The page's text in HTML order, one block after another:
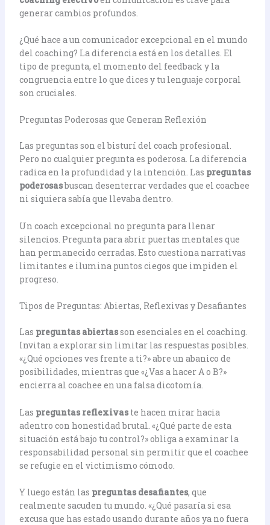
generar cambios profundos.
¿Qué hace a un comunicador excepcional en el mundo
del coaching? La diferencia está en los detalles. El
tipo de pregunta, el momento del feedback y la
congruencia entre lo que dices y tu lenguaje corporal
son cruciales.
Preguntas Poderosas que Generan Reflexión
Las preguntas son el bisturí del coach profesional.
Pero no cualquier pregunta es poderosa. La diferencia
radica en la profundidad y la intención. Las preguntas
poderosasbuscan desenterrar verdades que el coachee
ni siquiera sabía que llevaba dentro.
Un coach excepcional no pregunta para llenar
silencios. Pregunta para abrir puertas mentales que
han permanecido cerradas. Esto cuestiona narrativas
limitantes e ilumina puntos ciegos que impiden el
progreso.
Tipos de Preguntas: Abiertas, Reflexivas y Desafiantes
Las preguntas abiertasson esenciales en el coaching.
Invitan a explorar sin limitar las respuestas posibles.
«¿Qué opciones ves frente a ti?» abre un abanico de
posibilidades, mientras que «¿Vas a hacer A o B?»
encierra al coachee en una falsa dicotomía.
Las preguntas reflexivaste hacen mirar hacia
adentro con honestidad brutal. «¿Qué parte de esta
situación está bajo tu control?» obliga a examinar la
responsabilidad personal sin permitir que el coachee
se refugie en el victimismo cómodo.
Y luego están las preguntas desafiantes, que
realmente sacuden tu mundo. «¿Qué pasaría si esa
excusa que has estado usando durante años ya no fuera